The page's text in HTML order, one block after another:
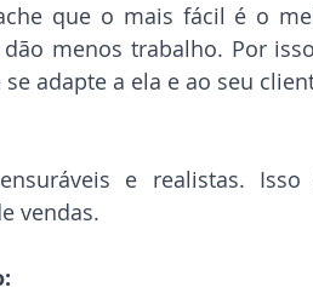
que o mais fácil é o
menos trabalho. Por
adapte a ela e ao seu
e realistas. Isso
vendas.